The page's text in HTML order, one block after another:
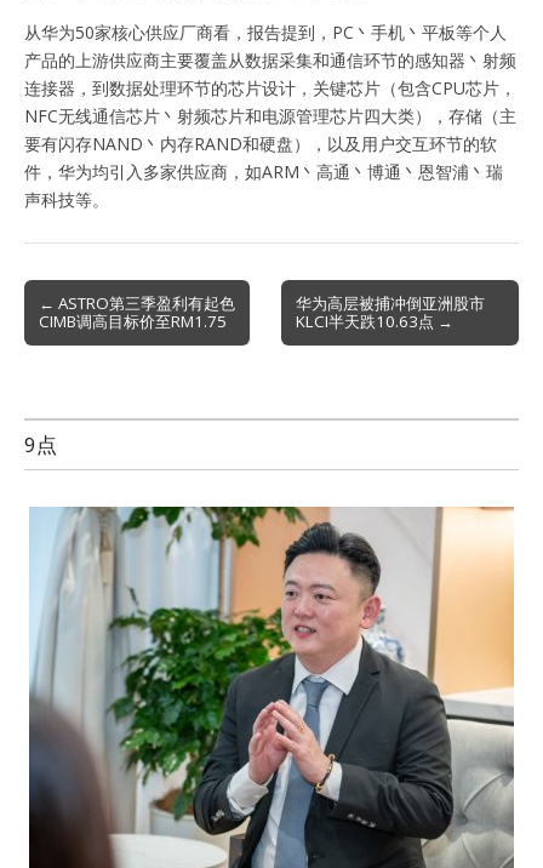
从华为50家核心供应厂商看，报告提到，PC丶手机丶平板等个人
产品的上游供应商主要覆盖从数据采集和通信环节的感知器丶射频
连接器，到数据处理环节的芯片设计，关键芯片（包含CPU芯片，
NFC无线通信芯片丶射频芯片和电源管理芯片四大类），存储（主
要有闪存NAND丶内存RAND和硬盘），以及用户交互环节的软
件，华为均引入多家供应商，如ARM丶高通丶博通丶恩智浦丶瑞
声科技等。
Post
navigation
← ASTRO第三季盈利有起色
CIMB调高目标价至RM1.75
华为高层被捕冲倒亚洲股市
KLCI半天跌10.63点 →
9点